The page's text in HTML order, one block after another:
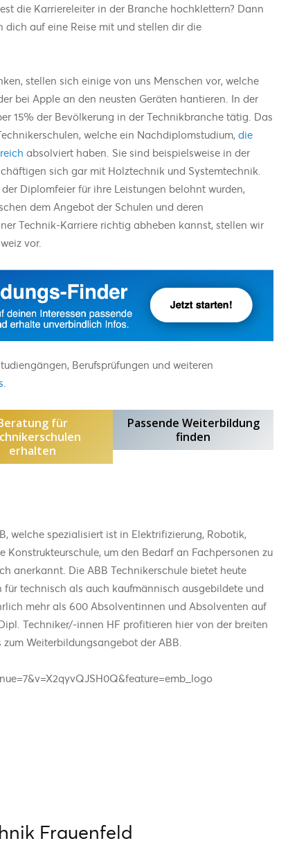
die Karriereleiter in der Branche hochklettern? Dann
dich auf eine Reise mit und stellen dir die
stellen sich einige von uns Menschen vor, welche
bei Apple an den neusten Geräten hantieren. In der
15% der Bevölkerung in der Technikbranche tätig. Das
welche ein Nachdiplomstudium, die
absolviert haben. Sie sind beispielsweise in der
sich gar mit Holztechnik und Systemtechnik.
Diplomfeier für ihre Leistungen belohnt wurden,
dem Angebot der Schulen und deren
Technik-Karriere richtig abheben kannst, stellen wir
vor.
Berufsprüfungen und weiteren
für
erhalten
Passende Weiterbildung
finden
welche spezialisiert ist in Elektrifizierung, Robotik,
um den Bedarf an Fachpersonen zu
anerkannt. Die ABB Technikerschule bietet heute
technisch als auch kaufmännisch ausgebildete und
mehr als 600 Absolventinnen und Absolventen auf
Techniker/-innen HF profitieren hier von der breiten
zum Weiterbildungsangebot der ABB.
Frauenfeld